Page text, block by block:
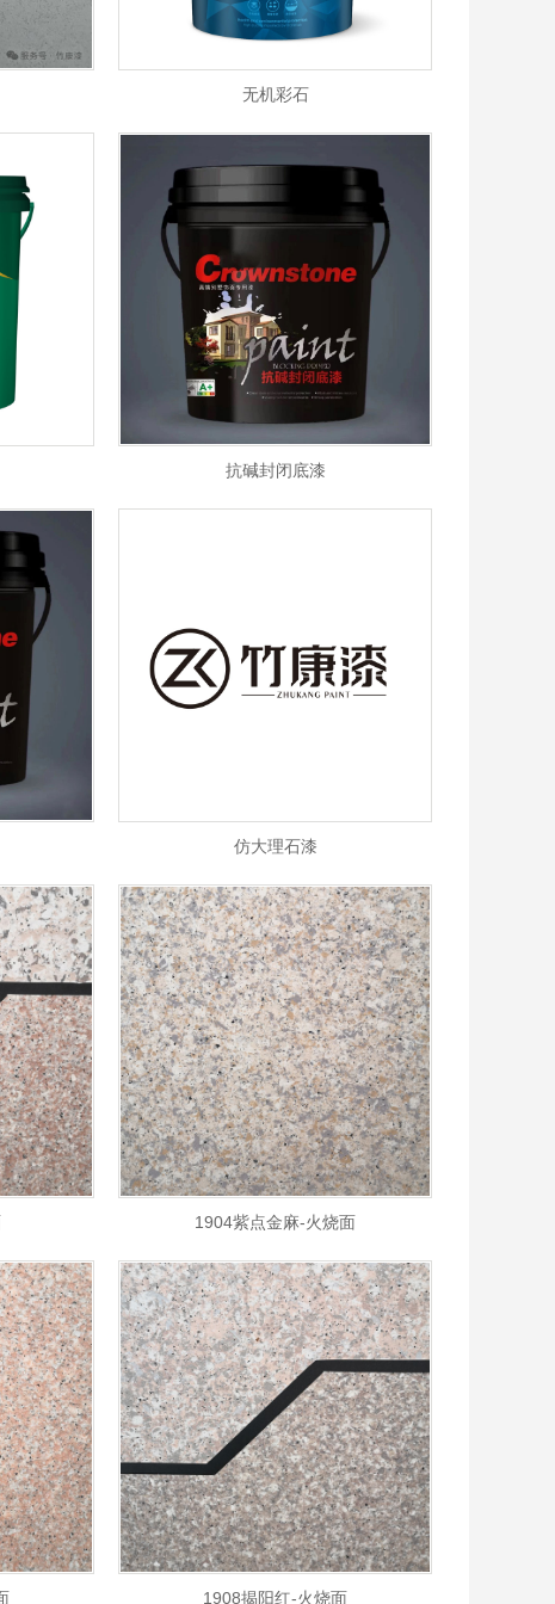
无机彩石
抗碱封闭底漆
仿大理石漆
1904紫点金麻-火烧面
1908揭阳红-火烧面